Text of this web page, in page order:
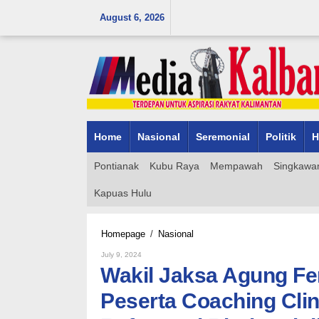
August 6, 2026
Home Nasional Seremonial Politik
Pontianak Kubu Raya Mempawah
Kapuas Hulu
Homepage / Nasional
Feri
Wibisono
Beri
Arahan
July 9, 2024
Wakil Jaksa Agung
Peserta Coaching